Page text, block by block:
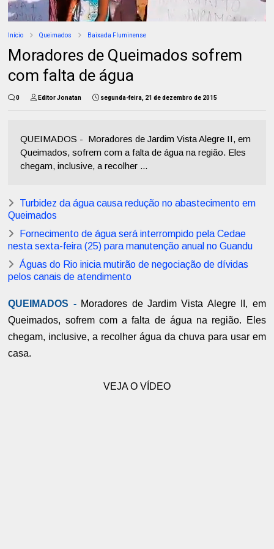
Início Queimados Baixada Fluminense
Moradores de Queimados sofrem
com falta de água
0 Editor Jonatan segunda-feira, 21 de dezembro de 2015
QUEIMADOS - Moradores de Jardim Vista Alegre II, em
Queimados, sofrem com a falta de água na região. Eles
chegam, inclusive, a recolher ...
Turbidez da água causa redução no abastecimento em
Queimados
Fornecimento de água será interrompido pela Cedae
nesta sexta-feira (25) para manutenção anual no Guandu
Águas do Rio inicia mutirão de negociação de dívidas
pelos canais de atendimento
QUEIMADOS - Moradores de Jardim Vista Alegre II, em
Queimados, sofrem com a falta de água na região. Eles
chegam, inclusive, a recolher água da chuva para usar em
casa.
VEJA O VÍDEO